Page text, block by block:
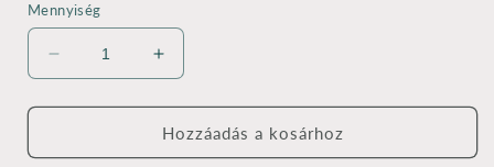
Mennyiség
Mécsestartó
életfával
mennyiségének
csökkentése
013.
Mécsestartó
életfával
mennyiségének
növelése
Hozzáadás a kosárhoz